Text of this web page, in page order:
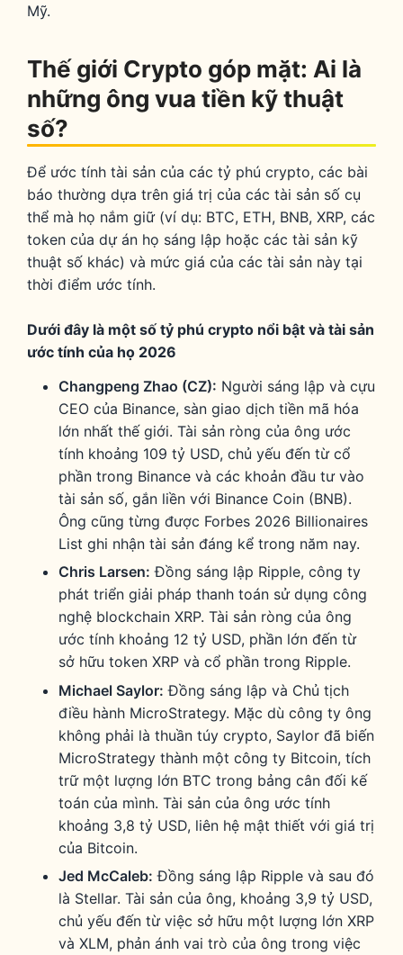
Mỹ.
Thế giới Crypto góp mặt: Ai là
những ông vua tiền kỹ thuật
số?
Để ước tính tài sản của các tỷ phú crypto, các bài
báo thường dựa trên giá trị của các tài sản số cụ
thể mà họ nắm giữ (ví dụ: BTC, ETH, BNB, XRP, các
token của dự án họ sáng lập hoặc các tài sản kỹ
thuật số khác) và mức giá của các tài sản này tại
thời điểm ước tính.
Dưới đây là một số tỷ phú crypto nổi bật và tài sản
ước tính của họ 2026
Changpeng Zhao (CZ): Người sáng lập và cựu
CEO của Binance, sàn giao dịch tiền mã hóa
lớn nhất thế giới. Tài sản ròng của ông ước
tính khoảng 109 tỷ USD, chủ yếu đến từ cổ
phần trong Binance và các khoản đầu tư vào
tài sản số, gắn liền với Binance Coin (BNB).
Ông cũng từng được Forbes 2026 Billionaires
List ghi nhận tài sản đáng kể trong năm nay.
Chris Larsen: Đồng sáng lập Ripple, công ty
phát triển giải pháp thanh toán sử dụng công
nghệ blockchain XRP. Tài sản ròng của ông
ước tính khoảng 12 tỷ USD, phần lớn đến từ
sở hữu token XRP và cổ phần trong Ripple.
Michael Saylor: Đồng sáng lập và Chủ tịch
điều hành MicroStrategy. Mặc dù công ty ông
không phải là thuần túy crypto, Saylor đã biến
MicroStrategy thành một công ty Bitcoin, tích
trữ một lượng lớn BTC trong bảng cân đối kế
toán của mình. Tài sản của ông ước tính
khoảng 3,8 tỷ USD, liên hệ mật thiết với giá trị
của Bitcoin.
Jed McCaleb: Đồng sáng lập Ripple và sau đó
là Stellar. Tài sản của ông, khoảng 3,9 tỷ USD,
chủ yếu đến từ việc sở hữu một lượng lớn XRP
và XLM, phản ánh vai trò của ông trong việc